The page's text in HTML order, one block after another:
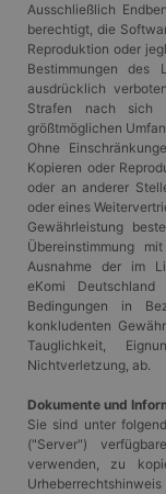
Ausschließlich
berechtigt, die
Reproduktion oder
Bestimmungen des
ausdrücklich
Strafen nach sich
größtmöglichen
Ohne
Kopieren oder
oder an anderer
oder eines
Gewährleistung
Übereinstimmung
Ausnahme der im
eKomi
Bedingungen in
konkludenten
Tauglichkeit,
Nichtverletzung, ab.
Dokumente und
Sie sind unter
("Server")
verwenden, zu